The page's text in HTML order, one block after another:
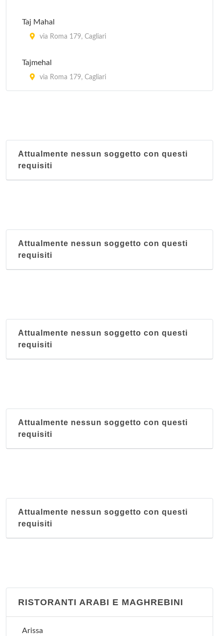
Taj Mahal
via Roma 179, Cagliari
Tajmehal
via Roma 179, Cagliari
Attualmente nessun soggetto con questi
requisiti
Attualmente nessun soggetto con questi
requisiti
Attualmente nessun soggetto con questi
requisiti
Attualmente nessun soggetto con questi
requisiti
Attualmente nessun soggetto con questi
requisiti
RISTORANTI ARABI E MAGHREBINI
Arissa